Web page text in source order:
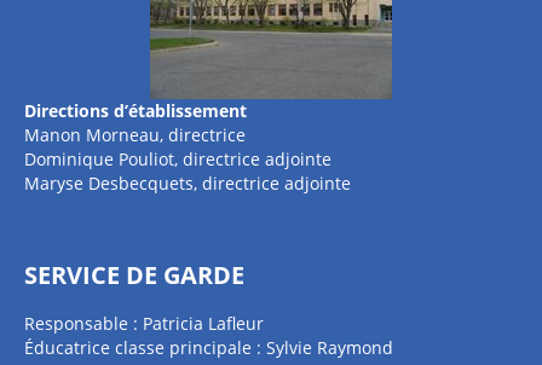
Directions d’établissement
Manon Morneau, directrice
Dominique Pouliot, directrice adjointe
Maryse Desbecquets, directrice adjointe
SERVICE DE GARDE
Responsable : Patricia Lafleur
Éducatrice classe principale : Sylvie Raymond